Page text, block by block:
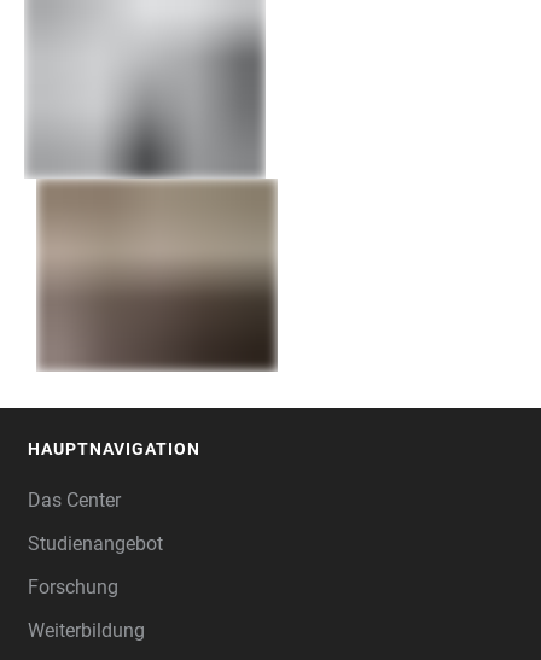
HAUPTNAVIGATION
Das Center
Studienangebot
Forschung
Weiterbildung